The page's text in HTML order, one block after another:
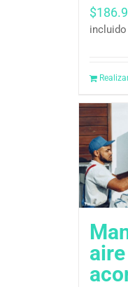
$
incluido
aire